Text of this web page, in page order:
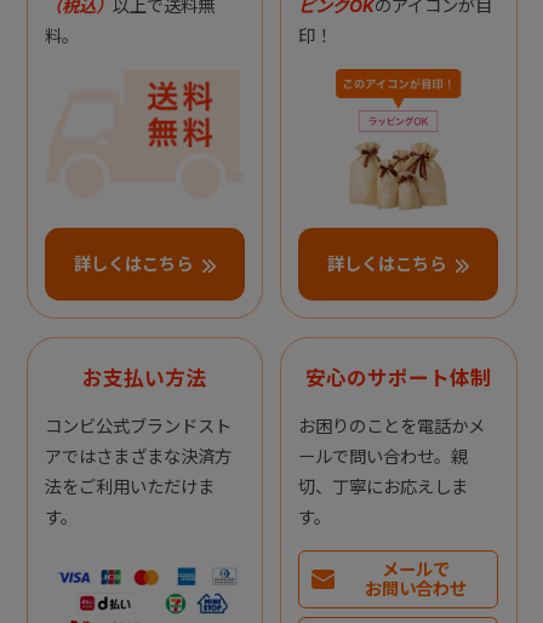
（税込） 以上で送料無
料。
詳しくはこちら
ピングOKのアイコンが目
印！
詳しくはこちら
お支払い方法
コンビ公式ブランドスト
アではさまざまな決済方
法をご利用いただけま
す。
安心のサポート体制
お困りのことを電話かメ
ールで問い合わせ。親
切、丁寧にお応えしま
す。
メールで
お問い合わせ